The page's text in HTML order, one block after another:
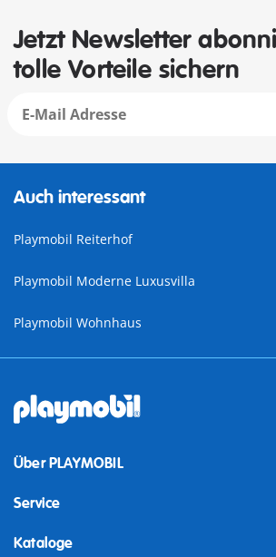
Jetzt Newsletter
tolle Vorteile sichern
Auch interessant
Playmobil Reiterhof
Playmobil Moderne Luxusvilla
Playmobil Wohnhaus
Über PLAYMOBIL
Service
Kataloge